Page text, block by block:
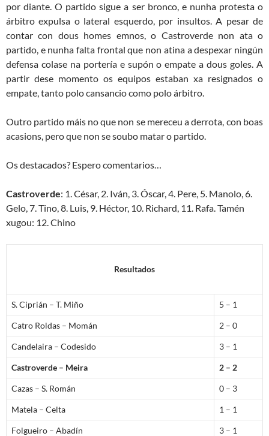
por diante. O partido sigue a ser bronco, e nunha protesta o
árbitro expulsa o lateral esquerdo, por insultos. A pesar de
contar con dous homes emnos, o Castroverde non ata o
partido, e nunha falta frontal que non atina a despexar ningún
defensa colase na portería e supón o empate a dous goles. A
partir dese momento os equipos estaban xa resignados o
empate, tanto polo cansancio como polo árbitro.
Outro partido máis no que non se mereceu a derrota, con boas
acasions, pero que non se soubo matar o partido.
Os destacados? Espero comentarios…
Castroverde: 1. César, 2. Iván, 3. Óscar, 4. Pere, 5. Manolo, 6.
Gelo, 7. Tino, 8. Luis, 9. Héctor, 10. Richard, 11. Rafa. Tamén
xugou: 12. Chino
Resultados
S. Ciprián – T. Miño 5 – 1
Catro Roldas – Momán 2 – 0
Candelaira – Codesido 3 – 1
Castroverde – Meira 2 – 2
Cazas – S. Román 0 – 3
Matela – Celta 1 – 1
Folgueiro – Abadín 3 – 1